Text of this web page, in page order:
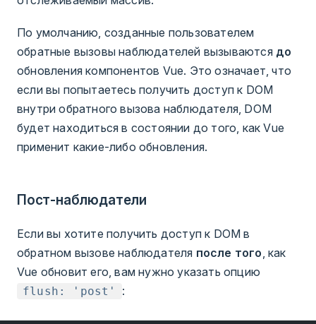
По умолчанию, созданные пользователем
обратные вызовы наблюдателей вызываются до
обновления компонентов Vue. Это означает, что
если вы попытаетесь получить доступ к DOM
внутри обратного вызова наблюдателя, DOM
будет находиться в состоянии до того, как Vue
применит какие-либо обновления.
Пост-наблюдатели
Если вы хотите получить доступ к DOM в
обратном вызове наблюдателя после того, как
Vue обновит его, вам нужно указать опцию
flush: 'post' :